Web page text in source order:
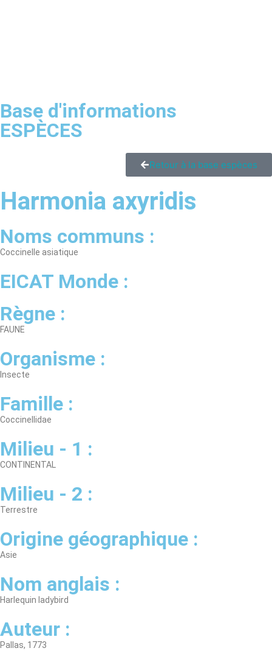
Base d'informations
ESPÈCES
Retour à la base espèces
Harmonia axyridis
Noms communs :
Coccinelle asiatique
EICAT Monde :
Règne :
FAUNE
Organisme :
Insecte
Famille :
Coccinellidae
Milieu - 1 :
CONTINENTAL
Milieu - 2 :
Terrestre
Origine géographique :
Asie
Nom anglais :
Harlequin ladybird
Auteur :
Pallas, 1773